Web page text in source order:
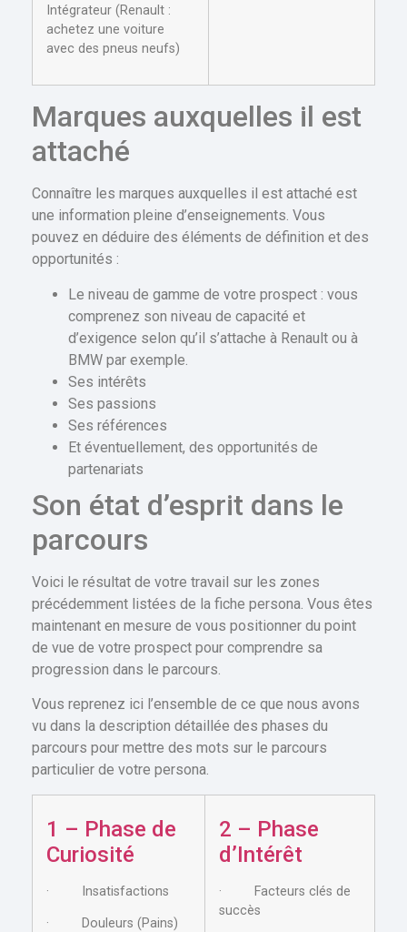
Intégrateur (Renault :
achetez une voiture
avec des pneus neufs)
Marques auxquelles il est
attaché
Connaître les marques auxquelles il est attaché est
une information pleine d’enseignements. Vous
pouvez en déduire des éléments de définition et des
opportunités :
Le niveau de gamme de votre prospect : vous
comprenez son niveau de capacité et
d’exigence selon qu’il s’attache à Renault ou à
BMW par exemple.
Ses intérêts
Ses passions
Ses références
Et éventuellement, des opportunités de
partenariats
Son état d’esprit dans le
parcours
Voici le résultat de votre travail sur les zones
précédemment listées de la fiche persona. Vous êtes
maintenant en mesure de vous positionner du point
de vue de votre prospect pour comprendre sa
progression dans le parcours.
Vous reprenez ici l’ensemble de ce que nous avons
vu dans la description détaillée des phases du
parcours pour mettre des mots sur le parcours
particulier de votre persona.
1 – Phase de
Curiosité
· Insatisfactions
· Douleurs (Pains)
2 – Phase
d’Intérêt
· Facteurs clés de
succès